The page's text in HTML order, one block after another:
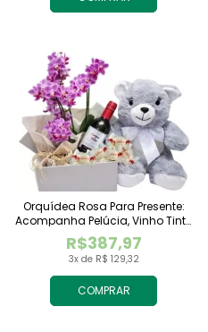
COMPRAR
3x de R$ 129,32
R$387,97
Orquídea Rosa Para Presente:
Acompanha Pelúcia, Vinho Tinto
Importado E Chocolate
Raffaello